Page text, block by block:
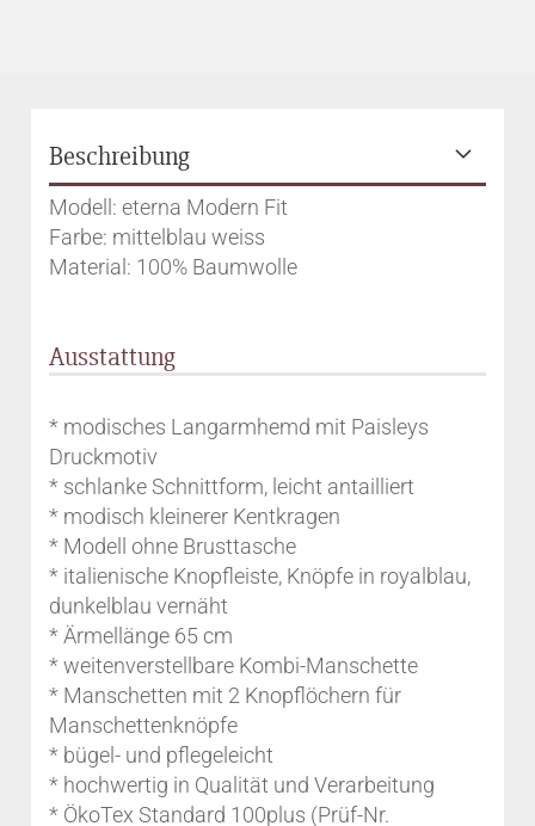
Beschreibung
Modell: eterna Modern Fit
Farbe: mittelblau weiss
Material: 100% Baumwolle
Ausstattung
* modisches Langarmhemd mit Paisleys
Druckmotiv
* schlanke Schnittform, leicht antailliert
* modisch kleinerer Kentkragen
* Modell ohne Brusttasche
* italienische Knopfleiste, Knöpfe in royalblau,
dunkelblau vernäht
* Ärmellänge 65 cm
* weitenverstellbare Kombi-Manschette
* Manschetten mit 2 Knopflöchern für
Manschettenknöpfe
* bügel- und pflegeleicht
* hochwertig in Qualität und Verarbeitung
* ÖkoTex Standard 100plus (Prüf-Nr.